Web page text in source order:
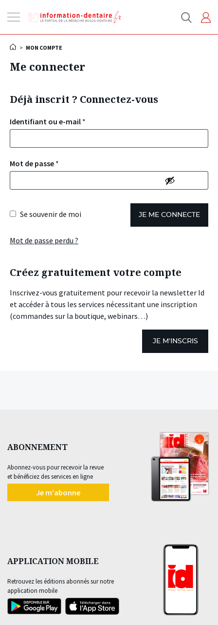
la
> MON COMPTE
Me connecter
Déjà inscrit ? Connectez-vous
Identifiant ou e-mail *
Mot de passe *
Se souvenir de moi JE ME CONNECTE
Mot de passe perdu ?
Créez gratuitement votre compte
Inscrivez-vous gratuitement pour recevoir la newsletter Id
et accéder à tous les services nécessitant une inscription
(commandes sur la boutique, webinars…)
JE M'INSCRIS
ABONNEMENT
Abonnez-vous pour recevoir la revue
et bénéficiez des services en ligne
Je m'abonne
APPLICATION MOBILE
Retrouvez les éditions abonnés sur notre
application mobile